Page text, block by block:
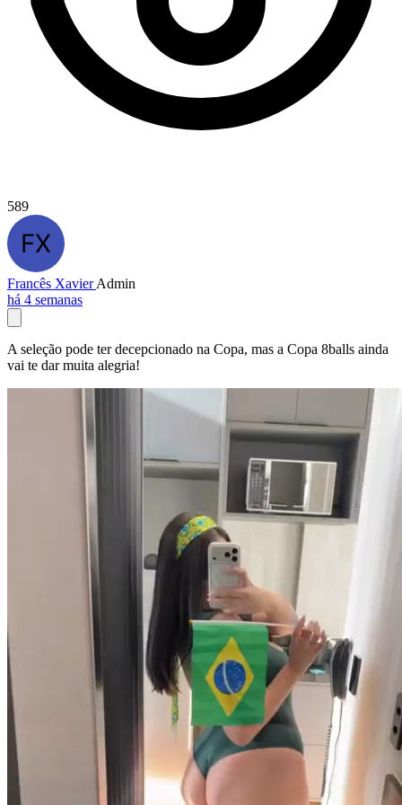
589
Francês XavierAdmin
há 4 semanas
A seleção pode ter decepcionado na Copa, mas a Copa 8balls ainda
vai te dar muita alegria!